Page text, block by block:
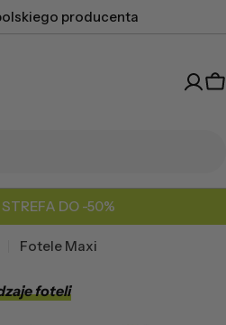
producenta
DO -50%
Fotele Maxi
foteli